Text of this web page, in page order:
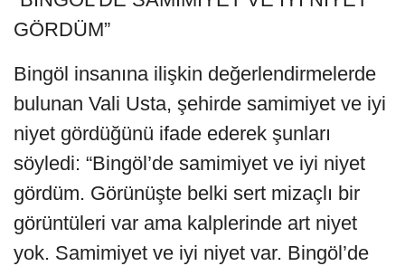
GÖRDÜM”
Bingöl insanına ilişkin değerlendirmelerde
bulunan Vali Usta, şehirde samimiyet ve iyi
niyet gördüğünü ifade ederek şunları
söyledi: “Bingöl’de samimiyet ve iyi niyet
gördüm. Görünüşte belki sert mizaçlı bir
görüntüleri var ama kalplerinde art niyet
yok. Samimiyet ve iyi niyet var. Bingöl’de